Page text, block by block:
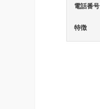
電話番号
特徴